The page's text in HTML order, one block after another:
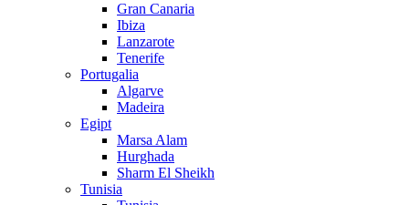
Gran Canaria
Ibiza
Lanzarote
Tenerife
Portugalia
Algarve
Madeira
Egipt
Marsa Alam
Hurghada
Sharm El Sheikh
Tunisia